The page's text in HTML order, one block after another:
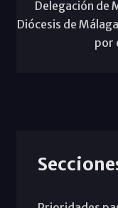
Delegación de
Diócesis de
por